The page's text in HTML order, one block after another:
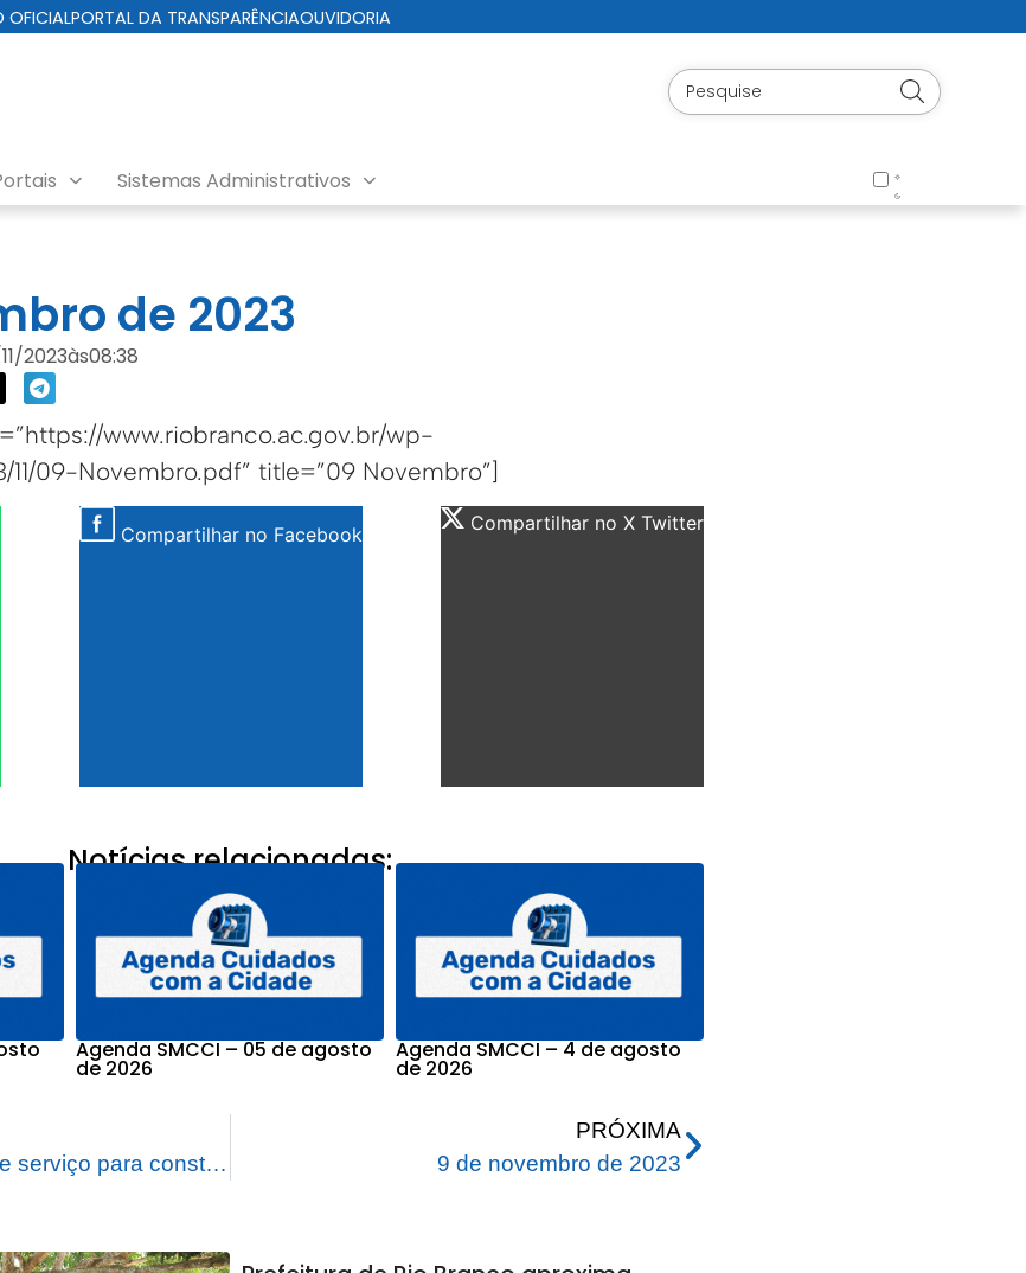
OFICIALPORTAL DA TRANSPARÊNCIAOUVIDORIA
Sistemas Administrativos
de 2023
2023às08:38
www.riobranco.ac.gov.br/wp-
09-Novembro.pdf” title=”09 Novembro”]
Compartilhar no Facebook Compartilhar no X Twitter
Notícias relacionadas:
Agenda SMCCI – 05 de agosto
de 2026
Agenda SMCCI – 4 de agosto
de 2026
Prefeitura dá ordem de serviço para construção de hortas e reforma na Escola Chrizarubina Leitão
PRÓXIMA
9 de novembro de 2023